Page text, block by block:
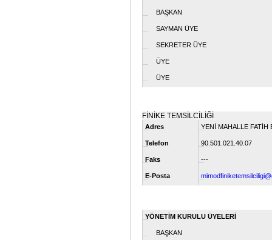
BAŞKAN
SAYMAN ÜYE
SEKRETER ÜYE
ÜYE
ÜYE
FİNİKE TEMSİLCİLİĞİ
Adres YENİ MAHALLE FATİH
Telefon 90.501.021.40.07
Faks ---
E-Posta
YÖNETİM KURULU ÜYELERİ
BAŞKAN